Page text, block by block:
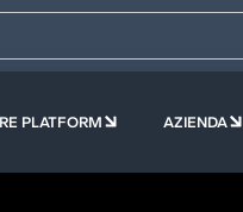
PLATFORM AZIENDA